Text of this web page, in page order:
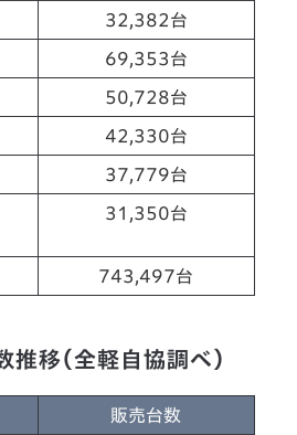
32,382台
69,353台
50,728台
42,330台
37,779台
31,350台
743,497台
移（全軽自協調べ）
販売台数